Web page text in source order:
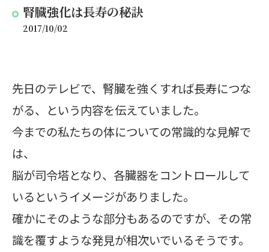
腎臓強化は長寿の秘訣
2017/10/02
先日のテレビで、腎臓を強くすれば長寿につな
がる、という内容を伝えていました。
今までの私たちの体についての常識的な見解で
は、
脳が司令塔となり、各臓器をコントロールして
いるというイメージがありました。
確かにそのような部分もあるのですが、その常
識を覆すような発見が相次いでいるそうです。